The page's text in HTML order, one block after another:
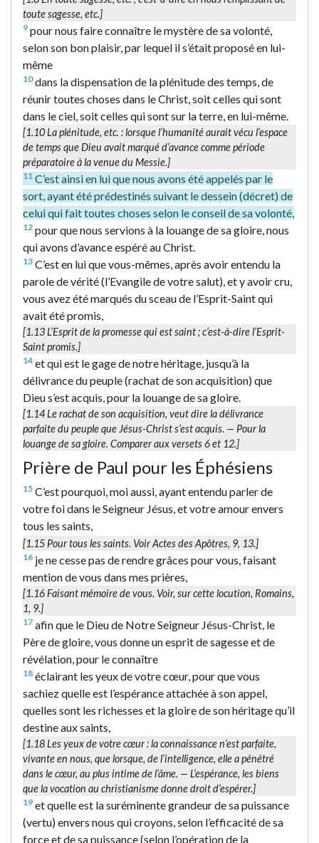
toute sagesse, etc.]
9 pour nous faire connaître le mystère de sa volonté,
selon son bon plaisir, par lequel il s’était proposé en lui-
même
10dans la dispensation de la plénitude des temps, de
réunir toutes choses dans le Christ, soit celles qui sont
dans le ciel, soit celles qui sont sur la terre, en lui-même.
[1.10La plénitude, etc. : lorsque l’humanité aurait vécu l’espace
de temps que Dieu avait marqué d’avance comme période
préparatoire à la venue du Messie.]
11 C’est ainsi en lui que nous avons été appelés par le
sort, ayant été prédestinés suivant le dessein (décret) de
celui qui fait toutes choses selon le conseil de sa volonté,
12 pour que nous servions à la louange de sa gloire, nous
qui avons d’avance espéré au Christ.
13 C’est en lui que vous-mêmes, après avoir entendu la
parole de vérité (l’Evangile de votre salut), et y avoir cru,
vous avez été marqués du sceau de l’Esprit-Saint qui
avait été promis,
[1.13L’Esprit de la promesse qui est saint; c’est-à-dire l’Esprit-
Saint promis.]
14 et qui est le gage de notre héritage, jusqu’à la
délivrance du peuple (rachat de son acquisition) que
Dieu s’est acquis, pour la louange de sa gloire.
[1.14Le rachat de son acquisition, veut dire la délivrance
parfaite du peuple que Jésus-Christ s’est acquis. — Pour la
louange de sa gloire. Comparer aux versets 6 et 12.]
Prière de Paul pour les Éphésiens
15 C’est pourquoi, moi aussi, ayant entendu parler de
votre foi dans le Seigneur Jésus, et votre amour envers
tous les saints,
[1.15 Pour tous les saints. Voir Actes des Apôtres, 9, 13.]
16 je ne cesse pas de rendre grâces pour vous, faisant
mention de vous dans mes prières,
[1.16Faisant mémoire de vous. Voir, sur cette locution, Romains,
1, 9.]
17 afin que le Dieu de Notre Seigneur Jésus-Christ, le
Père de gloire, vous donne un esprit de sagesse et de
révélation, pour le connaître
18 éclairant les yeux de votre cœur, pour que vous
sachiez quelle est l’espérance attachée à son appel,
quelles sont les richesses et la gloire de son héritage qu’il
destine aux saints,
[1.18Les yeux de votre cœur: la connaissance n’est parfaite,
vivante en nous, que lorsque, de l’intelligence, elle a pénétré
dans le cœur, au plus intime de l’âme. — L’espérance, les biens
que la vocation au christianisme donne droit d’espérer.]
19 et quelle est la suréminente grandeur de sa puissance
(vertu) envers nous qui croyons, selon l’efficacité de sa
force et de sa puissance (selon l’opération de la